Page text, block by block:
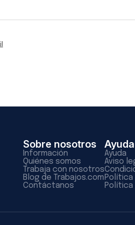
Sobre nosotros
Información
Quiénes somos
Trabaja con nosotros
Blog de Trabajos.com
Contáctanos
Ayuda
Ayuda
Aviso
Política